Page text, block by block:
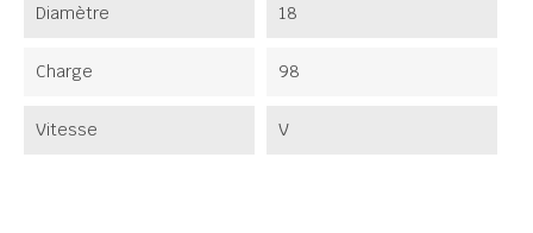
Diamètre 18
Charge 98
Vitesse V